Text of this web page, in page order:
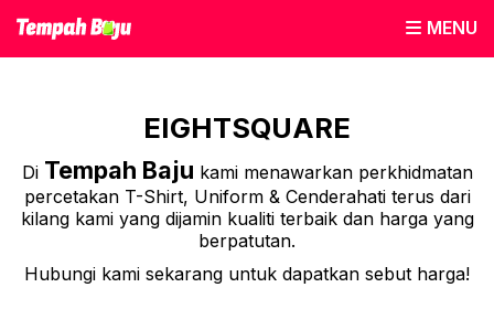
MENU
EIGHTSQUARE
Di Tempah Baju kami menawarkan perkhidmatan
percetakan T-Shirt, Uniform & Cenderahati terus dari
kilang kami yang dijamin kualiti terbaik dan harga yang
berpatutan.
Hubungi kami sekarang untuk dapatkan sebut harga!